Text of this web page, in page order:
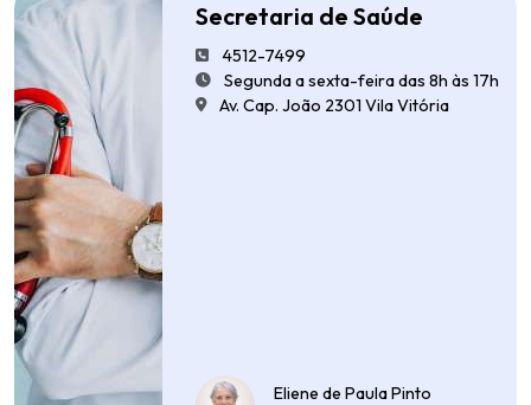
Secretaria de Saúde
4512-7499
Segunda a sexta-feira das 8h às 17h
Av. Cap. João 2301 Vila Vitória
Eliene de Paula Pinto